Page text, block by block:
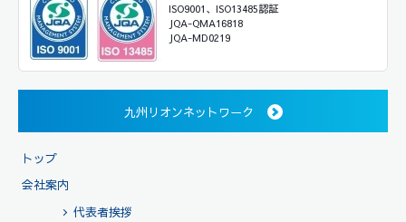
ISO9001、ISO13485認証
JQA-QMA16818
JQA-MD0219
九州リオンネットワーク
トップ
会社案内
代表者挨拶